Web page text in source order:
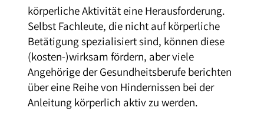
körperliche Aktivität eine Herausforderung.
Selbst Fachleute, die nicht auf körperliche
Betätigung spezialisiert sind, können diese
(kosten-)wirksam fördern, aber viele
Angehörige der Gesundheitsberufe berichten
über eine Reihe von Hindernissen bei der
Anleitung körperlich aktiv zu werden.